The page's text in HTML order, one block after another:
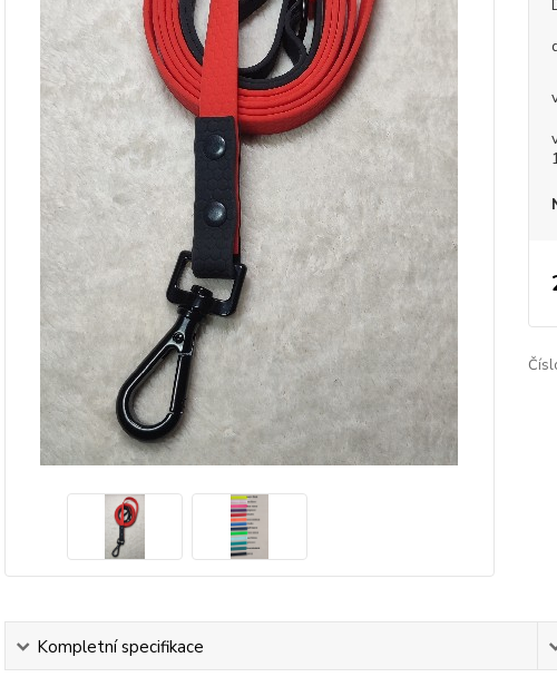
Kompletní specifikace